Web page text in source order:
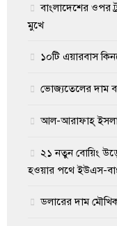
বাংলাদেশের ওপর
মুখে
১০টি এয়ারবাস
ভোজ্যতেলের দাম
আল-আরাফাহ্
২১ নতুন বোয়িং
হওয়ার পথে ইউএস-
ডলারের দাম